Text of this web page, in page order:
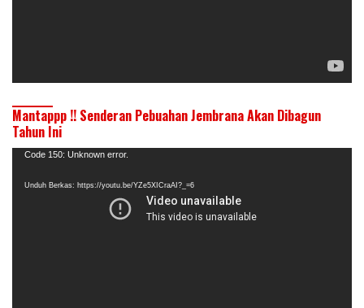
Mantappp !! Senderan Pebuahan Jembrana Akan Dibagun
Tahun Ini
Pemutar
Code 150: Unknown error.
Unduh Berkas: https://youtu.be/YZe5XICraAI?_=6